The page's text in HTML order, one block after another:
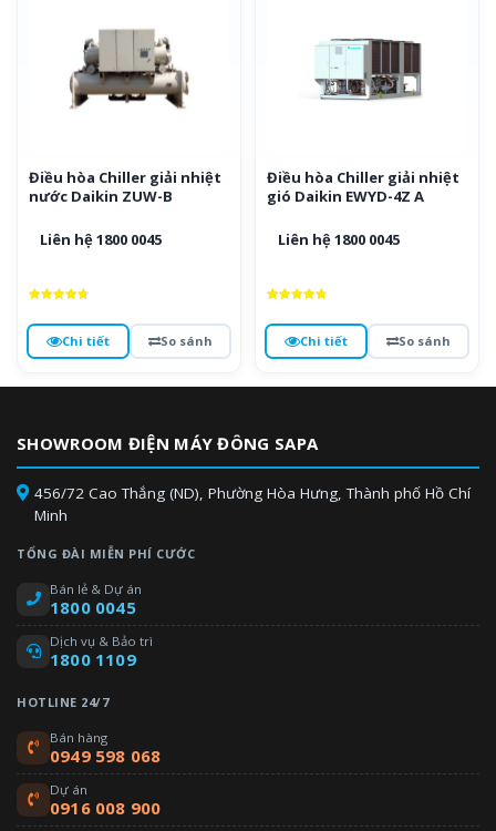
Điều hòa Chiller giải nhiệt
nước Daikin ZUW-B
Liên hệ 1800 0045
5 saoChi tiết So sánh
Điều hòa Chiller giải nhiệt
gió Daikin EWYD-4Z A
Liên hệ 1800 0045
5 saoChi tiết So sánh
SHOWROOM ĐIỆN MÁY ĐÔNG SAPA
456/72 Cao Thắng (ND), Phường Hòa Hưng, Thành phố Hồ Chí
Minh
TỔNG ĐÀI MIỄN PHÍ CƯỚC
Bán lẻ & Dự án
1800 0045
Dịch vụ & Bảo trì
1800 1109
HOTLINE 24/7
Bán hàng
0949 598 068
Dự án
0916 008 900